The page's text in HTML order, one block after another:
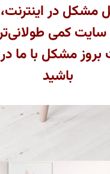
مشکل در
سایت کمی
مشکل با ما در
باشید